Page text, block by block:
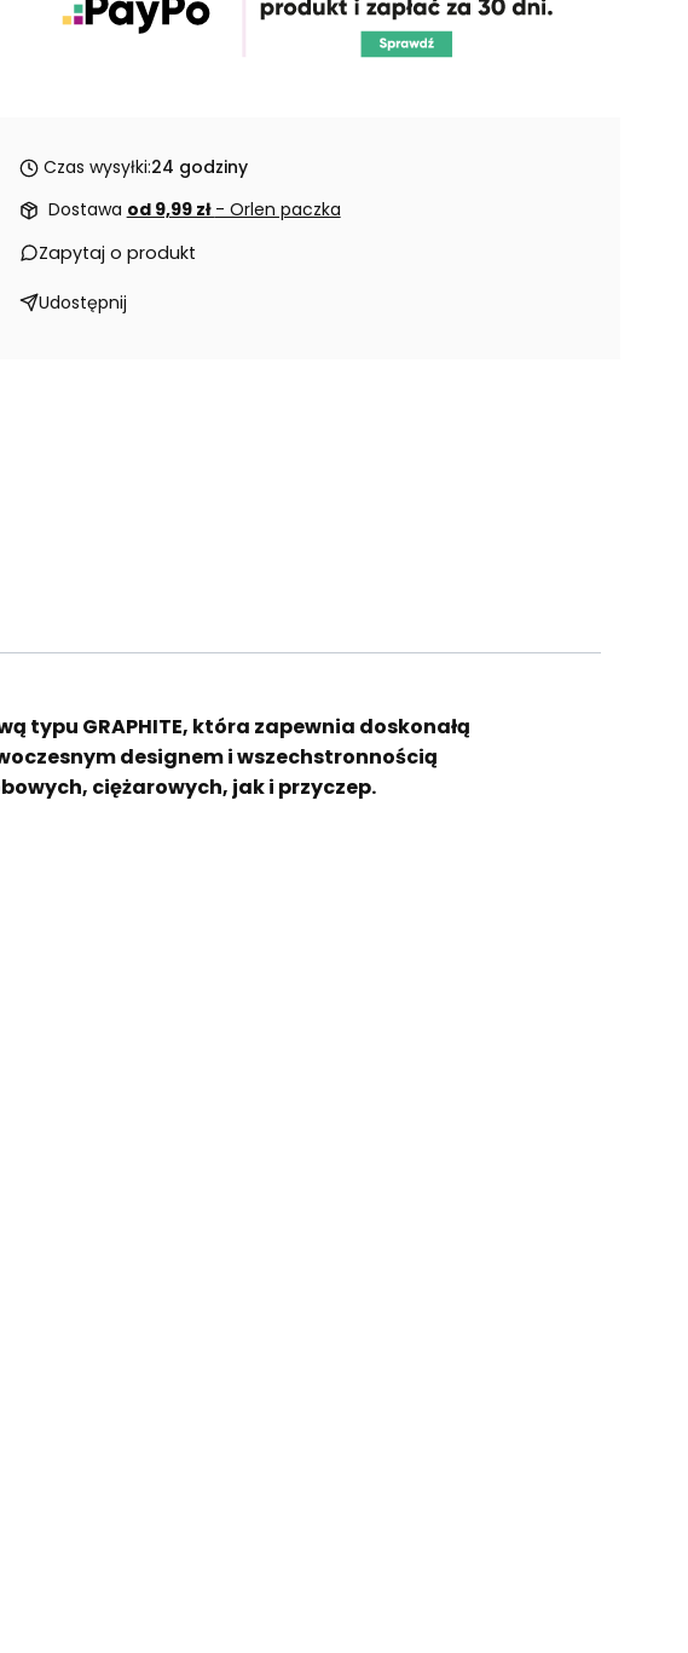
Czas wysyłki:24 godziny
Dostawa od 9,99 zł - Orlen paczka
Zapytaj o produkt
Udostępnij
typu GRAPHITE, która zapewnia doskonałą
designem i wszechstronnością
ciężarowych, jak i przyczep.